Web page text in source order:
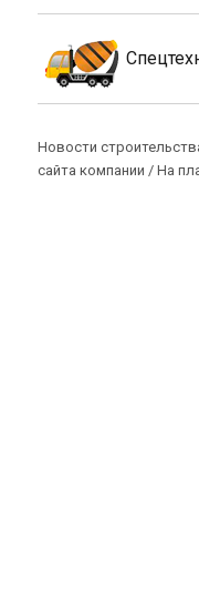
Новости
сайта компании /На